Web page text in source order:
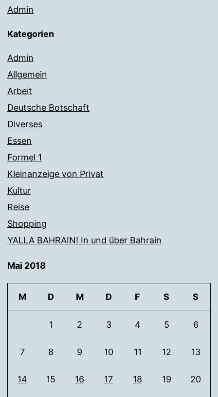
Admin
Kategorien
Admin
Allgemein
Arbeit
Deutsche Botschaft
Diverses
Essen
Formel 1
Kleinanzeige von Privat
Kultur
Reise
Shopping
YALLA BAHRAIN! In und über Bahrain
Mai 2018
M D M D F S S
1 2 3 4 5 6
7 8 9 10 11 12 13
14 15 16 17 18 19 20